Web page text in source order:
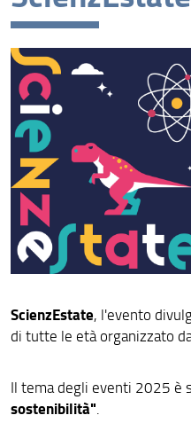
ScienzEstate, l'evento
di tutte le età organizzato
Il tema degli eventi 2025 è
sostenibilità".
ScienzEstate 2026
Openlab a Didacta 2026
Eventi
Eventi di altri Enti e
Archivio
La Scienza per tutti
Liberatorie per foto e video